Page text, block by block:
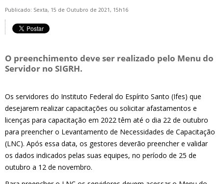
Publicado: Sexta, 15 de Outubro de 2021, 15h16
O preenchimento deve ser realizado pelo Menu do
Servidor no SIGRH.
Os servidores do Instituto Federal do Espírito Santo (Ifes) que
desejarem realizar capacitações ou solicitar afastamentos e
licenças para capacitação em 2022 têm até o dia 22 de outubro
para preencher o Levantamento de Necessidades de Capacitação
(LNC). Após essa data, os gestores deverão preencher e validar
os dados indicados pelas suas equipes, no período de 25 de
outubro a 12 de novembro.